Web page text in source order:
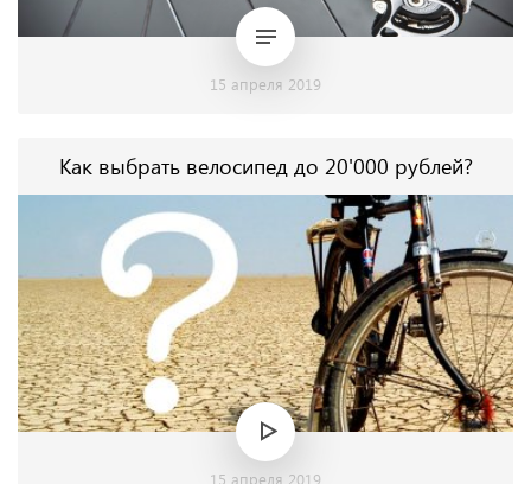
15 апреля 2019
Как выбрать велосипед до 20'000 рублей?
15 апреля 2019